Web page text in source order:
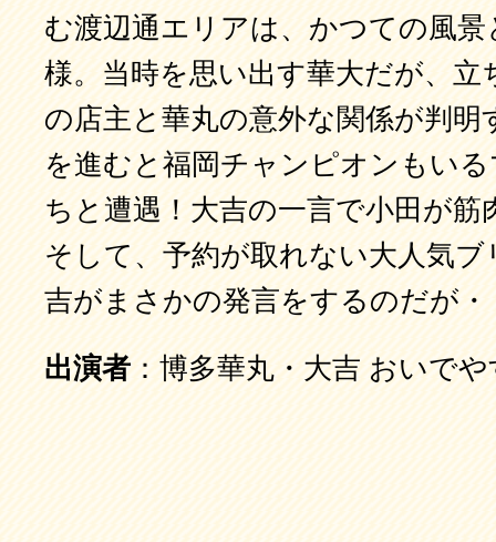
む渡辺通エリアは、かつての風
様。当時を思い出す華大だが、立
の店主と華丸の意外な関係が判明
を進むと福岡チャンピオンもい
ちと遭遇！大吉の一言で小田が筋
そして、予約が取れない大人気
吉がまさかの発言をするのだが・
出演者 ：博多華丸・大吉 おいで